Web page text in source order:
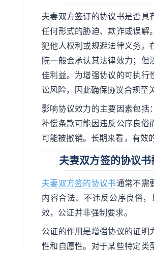
夫妻双方签订的协议书是否具
任何形式的胁迫、欺诈或误解
犯他人权利或规避法律义务。
院一般会承认其法律效力；
佳利益。为增强协议的可执行
讼风险，因此确保协议合规至
影响协议效力的主要因素包括
补偿条款可能因违反公序良俗
可能被撤销。长期来看，有效
夫妻双方签的协议书
夫妻双方签的协议书通常不需
内容合法、不违反公序良俗
效，公证并非强制要求。
公证的作用是增强协议的证明
性和自愿性。对于某些特定类